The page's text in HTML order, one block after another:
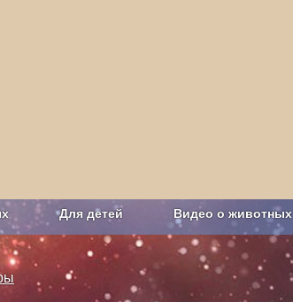
Для детей Видео о животных
Сельское хозяйство